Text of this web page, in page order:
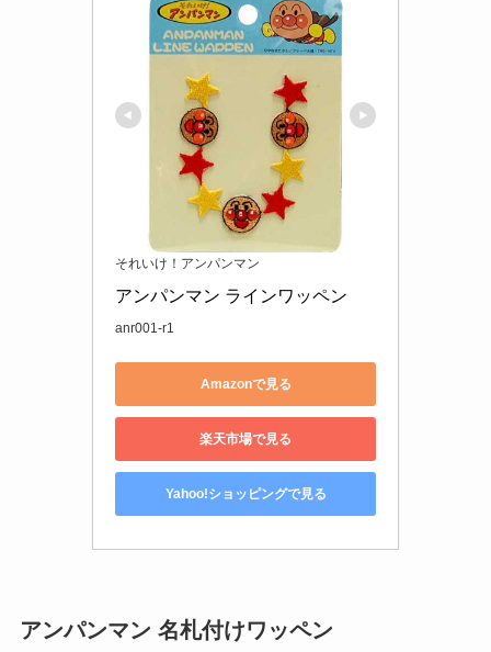
それいけ！アンパンマン
アンパンマン ラインワッペン
anr001-r1
Amazonで見る
楽天市場で見る
Yahoo!ショッピングで見る
アンパンマン 名札付けワッペン